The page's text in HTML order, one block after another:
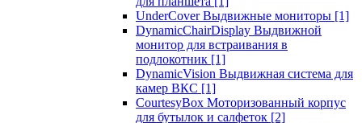
UnderCover Выдвижные мониторы [1]
DynamicChairDisplay Выдвижной
монитор для встраивания в
подлокотник [1]
DynamicVision Выдвижная система для
камер ВКС [1]
CourtesyBox Моторизованный корпус
для бутылок и салфеток [2]